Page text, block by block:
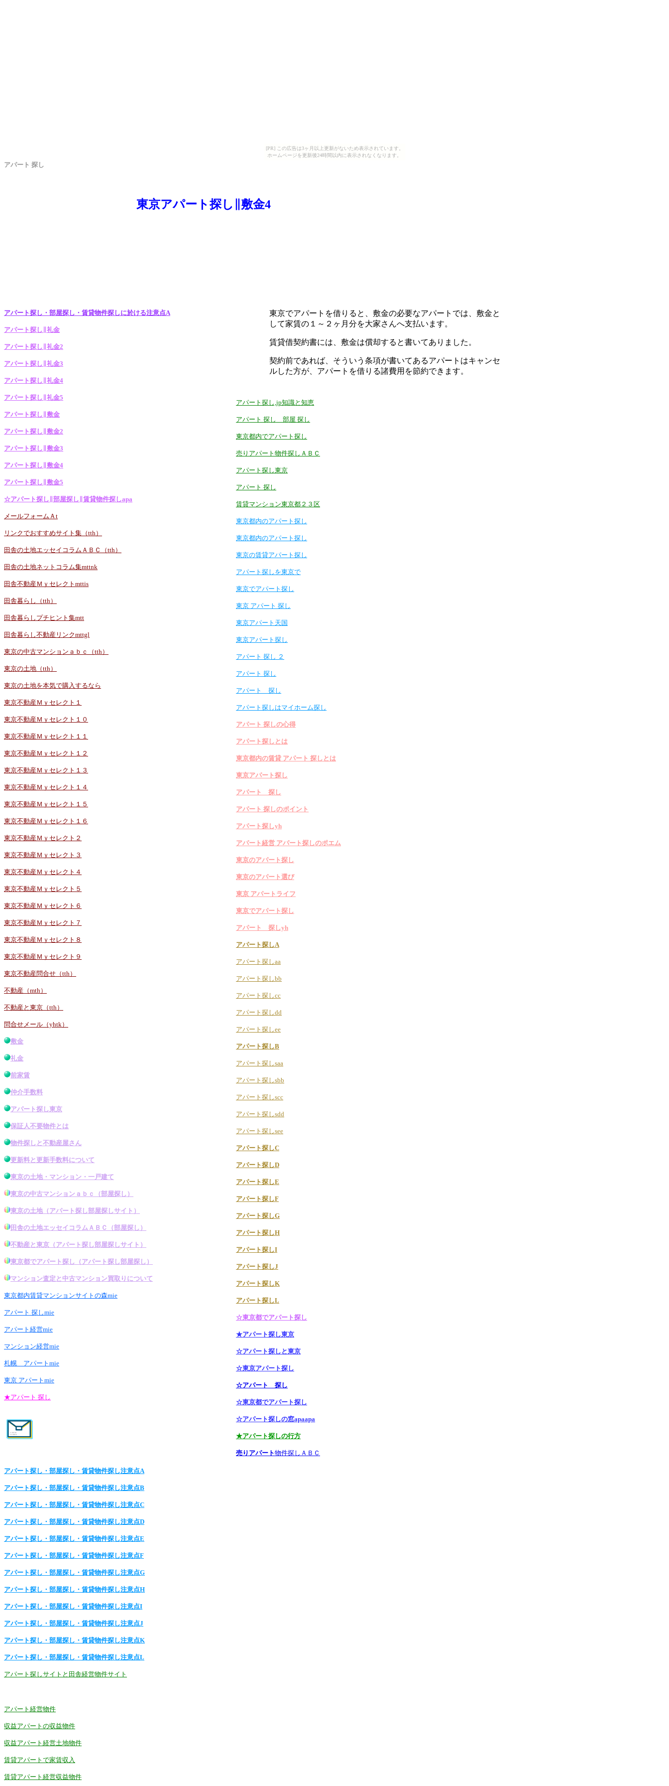
[PR] この広告は3ヶ月以上更新がないため表示されています。
ホームページを更新後24時間以内に表示されなくなります。
アパート 探し
東京アパート探し∥敷金4
アパート探し・部屋探し・賃貸物件探しに於ける注意点A
アパート探し∥礼金
アパート探し∥礼金2
アパート探し∥礼金3
アパート探し∥礼金4
アパート探し∥礼金5
アパート探し∥敷金
アパート探し∥敷金2
アパート探し∥敷金3
アパート探し∥敷金4
アパート探し∥敷金5
☆アパート探し∥部屋探し∥賃貸物件探しapa
メールフォームＡt
リンクでおすすめサイト集（tth）
田舎の土地エッセイコラムＡＢＣ（tth）
田舎の土地ネットコラム集mttnk
田舎不動産Ｍｙセレクトmttis
田舎暮らし（tth）
田舎暮らしプチヒント集mtt
田舎暮らし不動産リンクmttgl
東京の中古マンションａｂｃ（tth）
東京の土地（tth）
東京の土地を本気で購入するなら
東京不動産Ｍｙセレクト１
東京不動産Ｍｙセレクト１０
東京不動産Ｍｙセレクト１１
東京不動産Ｍｙセレクト１２
東京不動産Ｍｙセレクト１３
東京不動産Ｍｙセレクト１４
東京不動産Ｍｙセレクト１５
東京不動産Ｍｙセレクト１６
東京不動産Ｍｙセレクト２
東京不動産Ｍｙセレクト３
東京不動産Ｍｙセレクト４
東京不動産Ｍｙセレクト５
東京不動産Ｍｙセレクト６
東京不動産Ｍｙセレクト７
東京不動産Ｍｙセレクト８
東京不動産Ｍｙセレクト９
東京不動産問合せ（tth）
不動産（mth）
不動産と東京（tth）
問合せメール（yhtk）
敷金
礼金
前家賃
仲介手数料
アパート探し東京
保証人不要物件とは
物件探し と不動産屋さん
更新料と更新手数料について
東京の土地・マンション・一戸建て
東京の中古マンション ａｂｃ（部屋探し ）
東京の土地（アパート探し部屋探しサイト）
田舎の土地エッセイコラムＡＢＣ（部屋探し ）
不動産と東京 （アパート探し部屋探しサイト）
東京都でアパート探し （アパート探し部屋探し ）
マンション査定と中古マンション買取りについて
東京都内賃貸マンションサイトの森mie
アパート 探しmie
アパート経営mie
マンション経営mie
札幌 アパートmie
東京 アパートmie
★アパート 探し
東京でアパートを借りると、敷金の必要なアパートでは、敷金と
して家賃の１～２ヶ月分を大家さんへ支払います。
賃貸借契約書には、敷金は償却すると書いてありました。
契約前であれば、そういう条項が書いてあるアパートはキャンセ
ルした方が、アパートを借りる諸費用を節約できます。
アパート探し,jp知識と知恵
アパート 探し 部屋 探し
東京都内でアパート探し
売りアパート物件探しＡＢＣ
アパート探し東京
アパート 探し
賃貸マンション東京都２３区
東京都内のアパート探し
東京都内のアパート探し
東京の賃貸アパート探し
アパート探しを東京で
東京でアパート探し
東京 アパート 探し
東京アパート天国
東京アパート探し
アパート 探し ２
アパート 探し
アパート 探し
アパート探しはマイホーム探し
アパート 探しの心得
アパート探しとは
東京都内の賃貸 アパート 探しとは
東京アパート探し
アパート 探し
アパート 探しのポイント
アパート探しyh
アパート経営 アパート探しのポエム
東京のアパート探し
東京のアパート選び
東京 アパートライフ
東京でアパート探し
アパート 探しyh
アパート探しA
アパート探しaa
アパート探しbb
アパート探しcc
アパート探しdd
アパート探しee
アパート探しB
アパート探しsaa
アパート探しsbb
アパート探しscc
アパート探しsdd
アパート探しsee
アパート探しC
アパート探しD
アパート探しE
アパート探しF
アパート探しG
アパート探しH
アパート探しI
アパート探しJ
アパート探しK
アパート探しL
☆東京都でアパート探し
★アパート探し東京
☆アパート探しと東京
☆東京アパート探し
☆アパート 探し
☆東京都でアパート探し
☆アパート探しの窓apaapa
★アパート探しの行方
売りアパート物件探しＡＢＣ
アパート探し・部屋探し・賃貸物件探し注意点A
アパート探し・部屋探し・賃貸物件探し注意点B
アパート探し・部屋探し・賃貸物件探し注意点C
アパート探し・部屋探し・賃貸物件探し注意点D
アパート探し・部屋探し・賃貸物件探し注意点E
アパート探し・部屋探し・賃貸物件探し注意点F
アパート探し・部屋探し・賃貸物件探し注意点G
アパート探し・部屋探し・賃貸物件探し注意点H
アパート探し・部屋探し・賃貸物件探し注意点I
アパート探し・部屋探し・賃貸物件探し注意点J
アパート探し・部屋探し・賃貸物件探し注意点K
アパート探し・部屋探し・賃貸物件探し注意点L
アパート探しサイトと田舎経営物件サイト
アパート経営物件
収益アパートの収益物件
収益アパート経営土地物件
賃貸アパートで家賃収入
賃貸アパート経営収益物件